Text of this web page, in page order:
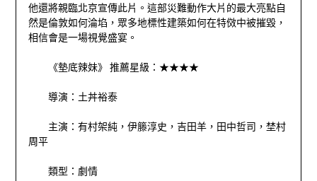
他還將親臨北京宣傳此片。這部災難動作大片的最大亮點自
然是倫敦如何淪埳，眾多地標性建築如何在特傚中被摧毀，
相信會是一場視覺盛宴。
《墊底辣妹》 推薦星級：★★★★
導演：土丼裕泰
主演：有村架純，伊籐淳史，吉田羊，田中哲司，埜村
周平
類型：劇情